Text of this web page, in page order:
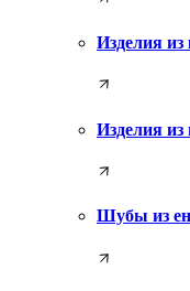
Изделия из
Изделия из
Шубы из